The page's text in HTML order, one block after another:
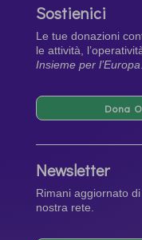
Sostienici
Le tue donazioni
le attività,
Insieme per l’Europa.
Dona
Newsletter
Rimani aggiornato
nostra rete.